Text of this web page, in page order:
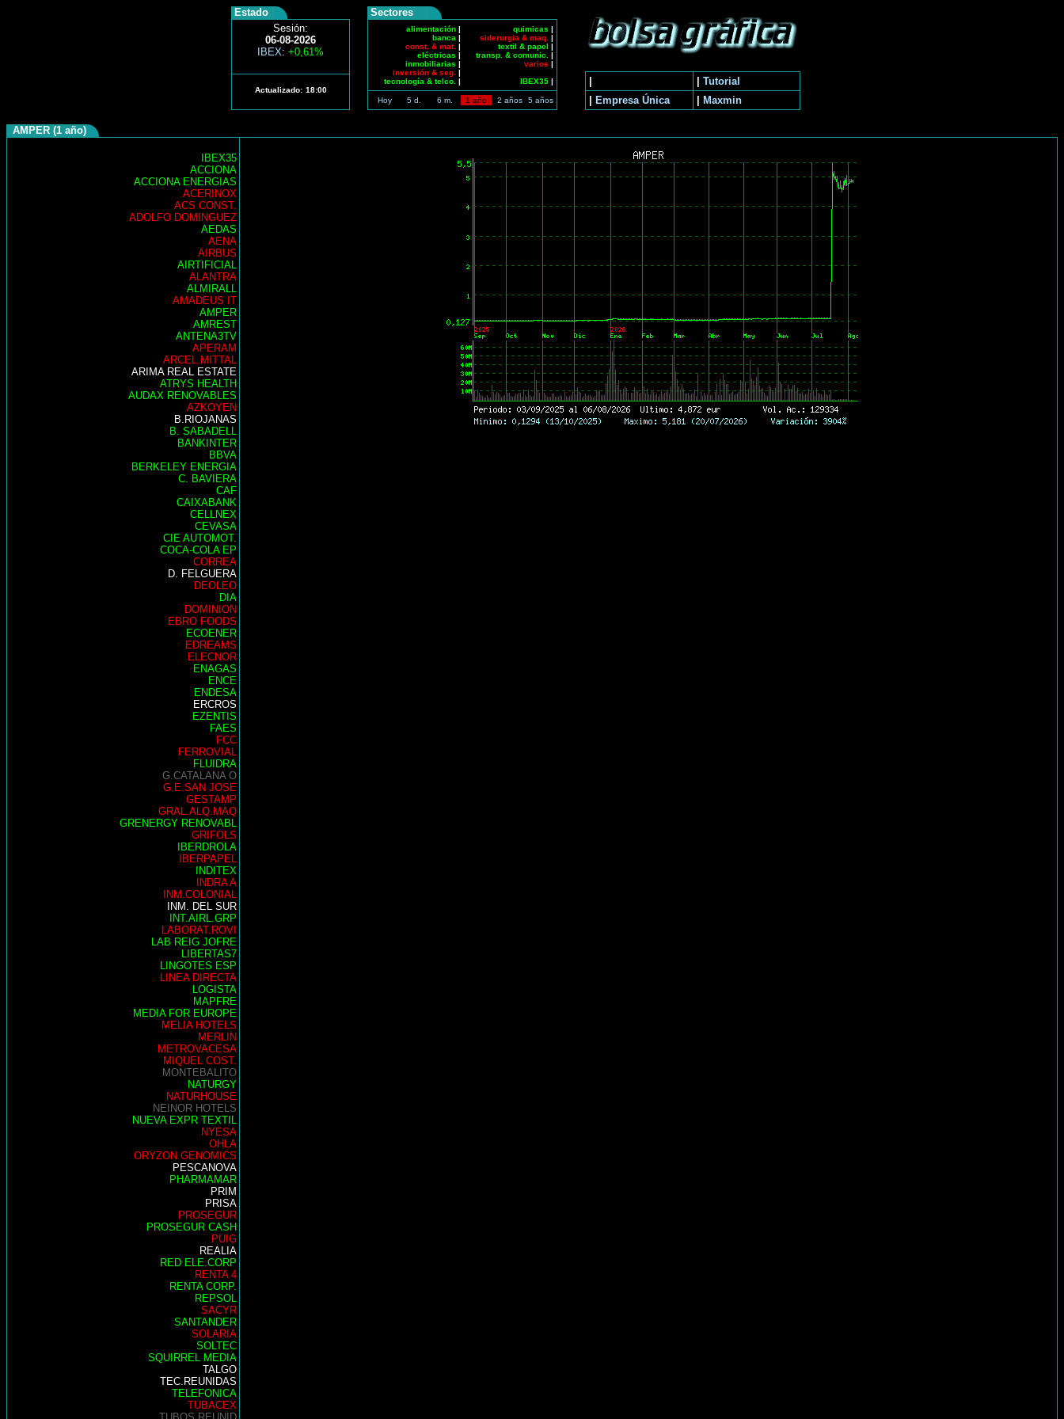
Estado
Sesión:
06-08-2026
IBEX: +0,61%
Actualizado: 18:00
Sectores
alimentación |
banca |
const. & mat. |
eléctricas |
inmobiliarias |
inversión & seg. |
tecnología & telco. |
quimicas |
siderurgia & maq. |
textil & papel |
transp. & comunic.
|
varios |
IBEX35 |
Hoy 5 d. 6 m. 1 año 2 años 5 años
Tutorial
Empresa Única Maxmin
AMPER (1 año)
IBEX35
ACCIONA
ACCIONA ENERGIAS
ACERINOX
ACS CONST.
ADOLFO DOMINGUEZ
AEDAS
AENA
AIRBUS
AIRTIFICIAL
ALANTRA
ALMIRALL
AMADEUS IT
AMPER
AMREST
ANTENA3TV
APERAM
ARCEL.MITTAL
ARIMA REAL ESTATE
ATRYS HEALTH
AUDAX RENOVABLES
AZKOYEN
B.RIOJANAS
B. SABADELL
BANKINTER
BBVA
BERKELEY ENERGIA
C. BAVIERA
CAF
CAIXABANK
CELLNEX
CEVASA
CIE AUTOMOT.
COCA-COLA EP
CORREA
D. FELGUERA
DEOLEO
DIA
DOMINION
EBRO FOODS
ECOENER
EDREAMS
ELECNOR
ENAGAS
ENCE
ENDESA
ERCROS
EZENTIS
FAES
FCC
FERROVIAL
FLUIDRA
G.CATALANA O
G.E.SAN JOSE
GESTAMP
GRAL.ALQ.MAQ
GRENERGY RENOVABL
GRIFOLS
IBERDROLA
IBERPAPEL
INDITEX
INDRA A
INM.COLONIAL
INM. DEL SUR
INT.AIRL.GRP
LABORAT.ROVI
LAB REIG JOFRE
LIBERTAS7
LINGOTES ESP
LINEA DIRECTA
LOGISTA
MAPFRE
MEDIA FOR EUROPE
MELIA HOTELS
MERLIN
METROVACESA
MIQUEL COST.
MONTEBALITO
NATURGY
NATURHOUSE
NEINOR HOTELS
NUEVA EXPR TEXTIL
NYESA
OHLA
ORYZON GENOMICS
PESCANOVA
PHARMAMAR
PRIM
PRISA
PROSEGUR
PROSEGUR CASH
PUIG
REALIA
RED ELE.CORP
RENTA 4
RENTA CORP.
REPSOL
SACYR
SANTANDER
SOLARIA
SOLTEC
SQUIRREL MEDIA
TALGO
TEC.REUNIDAS
TELEFONICA
TUBACEX